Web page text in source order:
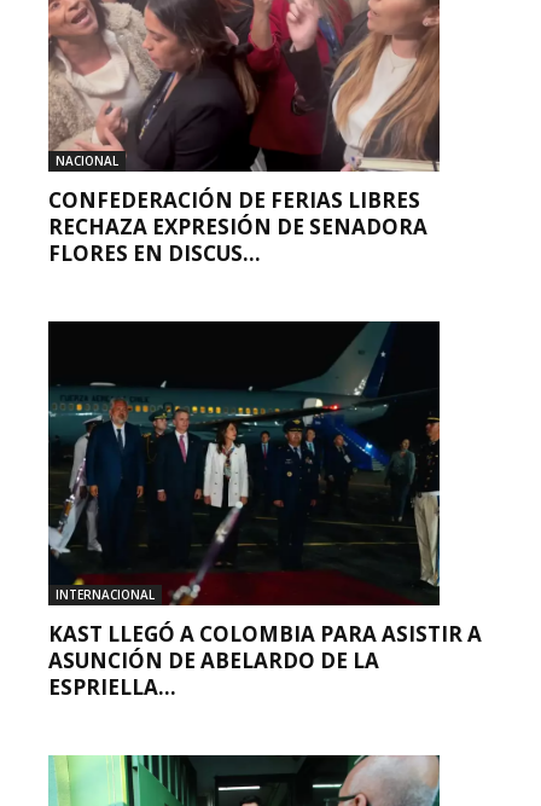
NACIONAL
CONFEDERACIÓN DE FERIAS LIBRES
RECHAZA EXPRESIÓN DE SENADORA
FLORES EN DISCUS...
INTERNACIONAL
KAST LLEGÓ A COLOMBIA PARA ASISTIR A
ASUNCIÓN DE ABELARDO DE LA
ESPRIELLA...